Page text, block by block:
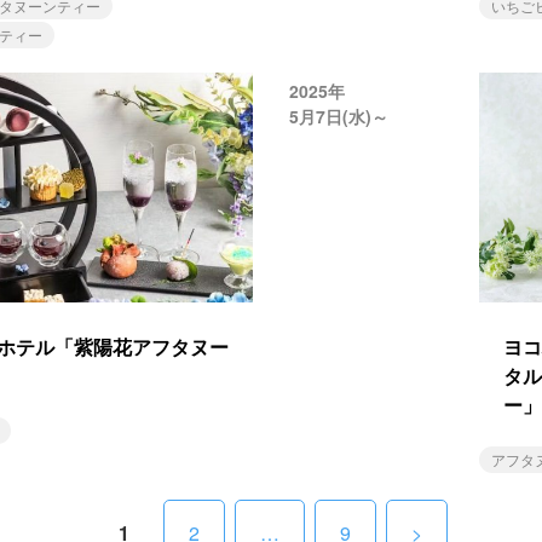
ヌーンティー
ィー
いちご
テル「紫陽花アフタヌー
2025年
5月7日(水)～
ヨ
タ
ー」
アフタ
1 2 … 9 >